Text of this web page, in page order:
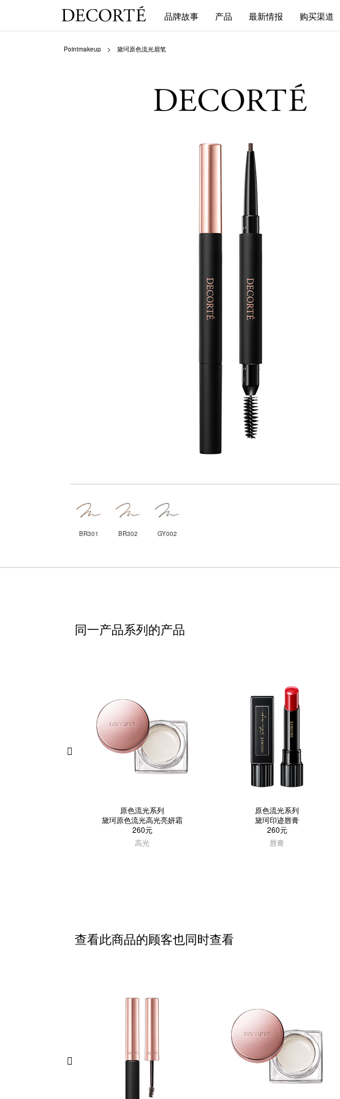
品牌故事 产品 最新情报 购买渠道
Pointmakeup 黛珂原色流光眉笔
BR301 BR302 GY002
同一产品系列的产品
原色流光系列
黛珂原色流光高光亮妍霜
260元
高光
原色流光系列
黛珂印迹唇膏
260元
唇膏
查看此商品的顾客也同时查看